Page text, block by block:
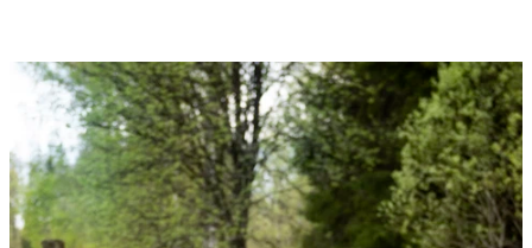
Bildergalerie